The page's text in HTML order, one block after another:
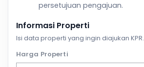
persetujuan pengajuan.
Informasi Properti
Isi data properti yang ingin diajukan KPR.
Harga Properti